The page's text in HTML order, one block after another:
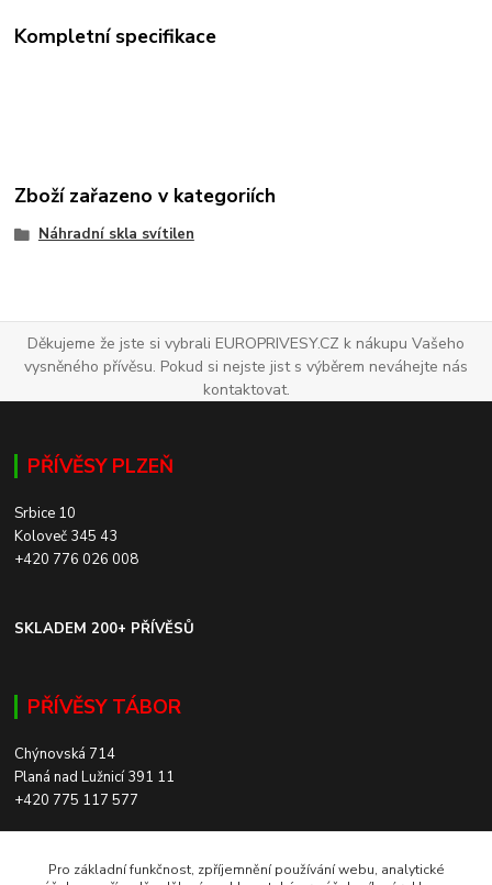
Kompletní specifikace
Zboží zařazeno v kategoriích
Náhradní skla svítilen
Děkujeme že jste si vybrali EUROPRIVESY.CZ k nákupu Vašeho
vysněného přívěsu. Pokud si nejste jist s výběrem neváhejte nás
kontaktovat.
PŘÍVĚSY PLZEŇ
Srbice 10
Koloveč 345 43
+420 776 026 008
SKLADEM 200+ PŘÍVĚSŮ
PŘÍVĚSY TÁBOR
Chýnovská 714
Planá nad Lužnicí 391 11
+420 775 117 577
Pro základní funkčnost, zpříjemnění používání webu, analytické